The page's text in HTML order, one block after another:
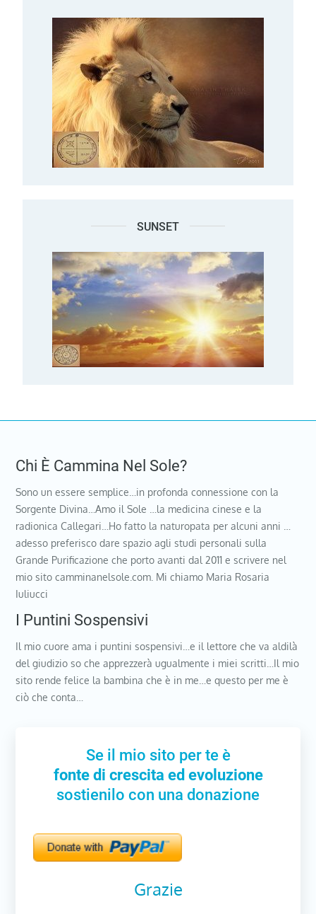
SUNSET
Chi È Cammina Nel Sole?
Sono un essere semplice…in profonda connessione con la
Sorgente Divina…Amo il Sole …la medicina cinese e la
radionica Callegari…Ho fatto la naturopata per alcuni anni …
adesso preferisco dare spazio agli studi personali sulla
Grande Purificazione che porto avanti dal 2011 e scrivere nel
mio sito camminanelsole.com. Mi chiamo Maria Rosaria
Iuliucci
I Puntini Sospensivi
Il mio cuore ama i puntini sospensivi…e il lettore che va aldilà
del giudizio so che apprezzerà ugualmente i miei scritti…Il mio
sito rende felice la bambina che è in me…e questo per me è
ciò che conta…
Se il mio sito per te è
fonte di crescita ed evoluzione
sostienilo con una donazione
Grazie